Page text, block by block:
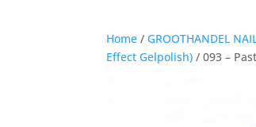
Home / GROOTHANDEL
Effect Gelpolish) / 093 –